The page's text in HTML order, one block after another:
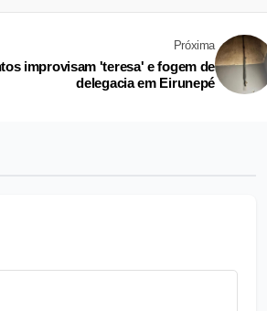
Próxima
improvisam 'teresa' e fogem de
delegacia em Eirunepé